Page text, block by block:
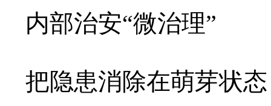
内部治安“微治理”
把隐患消除在萌芽状态